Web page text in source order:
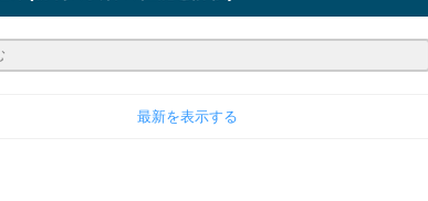
最新を表示する